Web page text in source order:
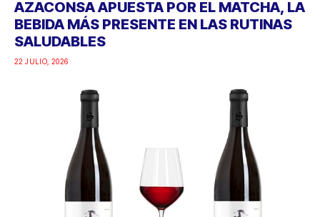
AZACONSA APUESTA POR EL MATCHA, LA
BEBIDA MÁS PRESENTE EN LAS RUTINAS
SALUDABLES
22 JULIO, 2026